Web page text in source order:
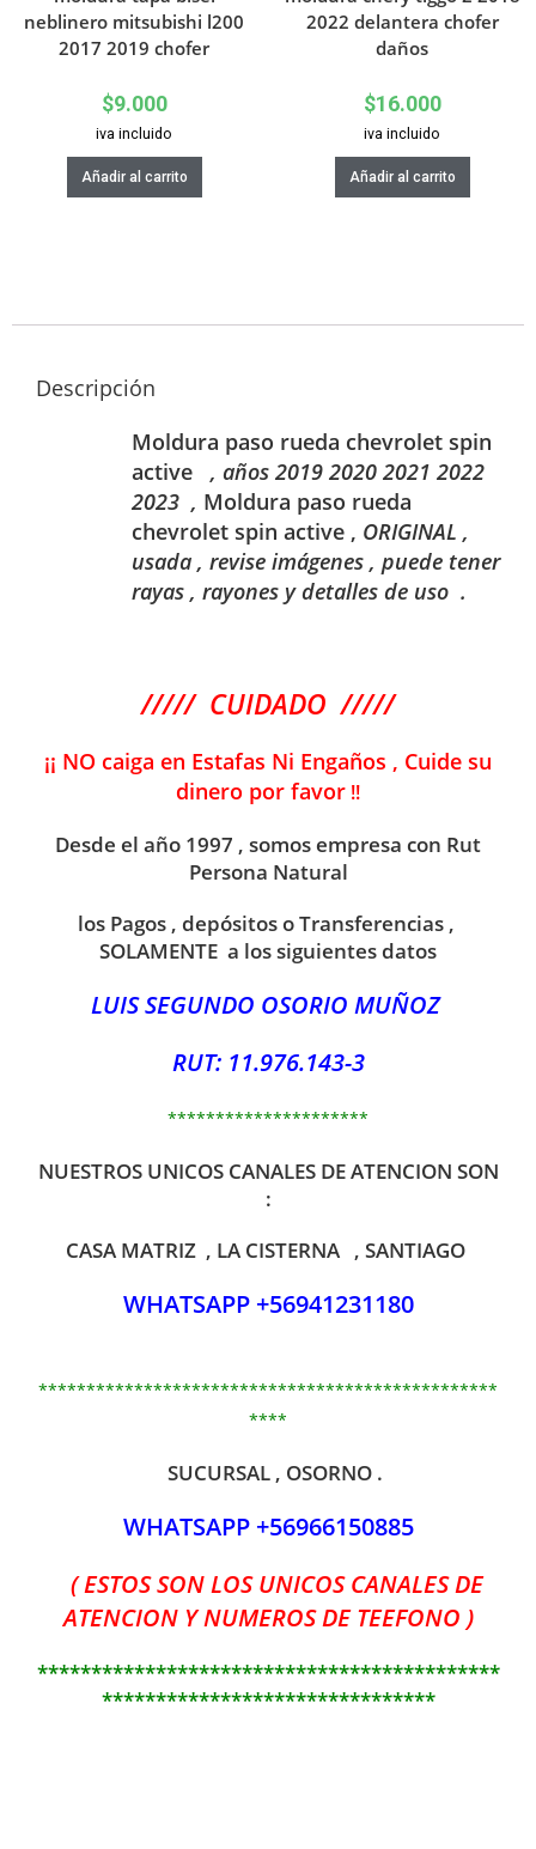
neblinero mitsubishi l200
2017 2019 chofer
$9.000
iva incluido
Añadir al carrito
2022 delantera chofer
daños
$16.000
iva incluido
Añadir al carrito
Descripción
Moldura paso rueda chevrolet spin
active
, años 2019 2020 2021 2022
2023 , Moldura paso rueda
chevrolet spin active , ORIGINAL ,
usada , revise imágenes , puede tener
rayas , rayones y detalles de uso .
///// CUIDADO /////
¡¡ NO caiga en Estafas Ni Engaños , Cuide su
dinero por favor !!
Desde el año 1997 , somos empresa con Rut
Persona Natural
los Pagos , depósitos o Transferencias ,
SOLAMENTE a los siguientes datos
LUIS SEGUNDO OSORIO MUÑOZ
RUT: 11.976.143-3
*********************
NUESTROS UNICOS CANALES DE ATENCION SON
:
CASA MATRIZ , LA CISTERNA , SANTIAGO
WHATSAPP +56941231180
************************************************
****
SUCURSAL , OSORNO .
WHATSAPP +56966150885
( ESTOS SON LOS UNICOS CANALES DE
ATENCION Y NUMEROS DE TEEFONO )
*******************************************
*******************************